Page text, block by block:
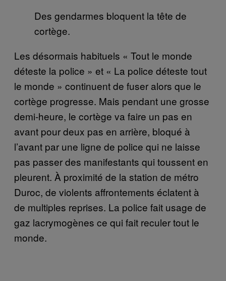
Des gendarmes bloquent la tête de
cortège.
Les désormais habituels « Tout le monde
déteste la police » et « La police déteste tout
le monde » continuent de fuser alors que le
cortège progresse. Mais pendant une grosse
demi-heure, le cortège va faire un pas en
avant pour deux pas en arrière, bloqué à
l’avant par une ligne de police qui ne laisse
pas passer des manifestants qui toussent en
pleurent. À proximité de la station de métro
Duroc, de violents affrontements éclatent à
de multiples reprises. La police fait usage de
gaz lacrymogènes ce qui fait reculer tout le
monde.